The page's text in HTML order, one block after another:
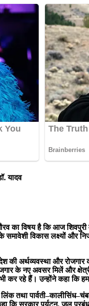
यादव
का विषय है कि आज
विकास लक्ष्यों और
की अर्थव्यवस्था और
के नए अवसर मिलें और
रहे हैं। उन्होंने कहा कि
तथा
कि सरकार पर्यटन, जल